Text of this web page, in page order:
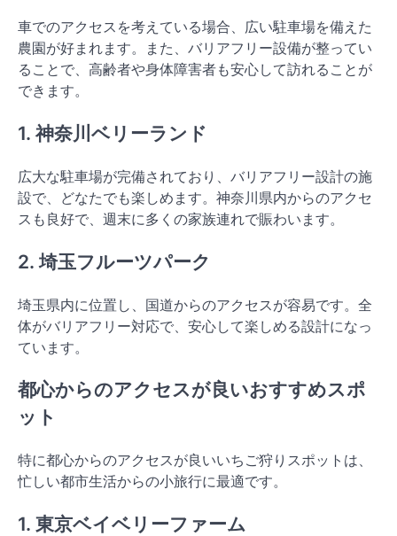
車でのアクセスを考えている場合、広い駐車場を備えた
農園が好まれます。また、バリアフリー設備が整ってい
ることで、高齢者や身体障害者も安心して訪れることが
できます。
1. 神奈川ベリーランド
広大な駐車場が完備されており、バリアフリー設計の施
設で、どなたでも楽しめます。神奈川県内からのアクセ
スも良好で、週末に多くの家族連れで賑わいます。
2. 埼玉フルーツパーク
埼玉県内に位置し、国道からのアクセスが容易です。全
体がバリアフリー対応で、安心して楽しめる設計になっ
ています。
都心からのアクセスが良いおすすめスポ
ット
特に都心からのアクセスが良いいちご狩りスポットは、
忙しい都市生活からの小旅行に最適です。
1. 東京ベイベリーファーム